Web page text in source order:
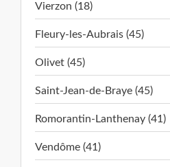
Vierzon (18)
Fleury-les-Aubrais (45)
Olivet (45)
Saint-Jean-de-Braye (45)
Romorantin-Lanthenay (41)
Vendôme (41)